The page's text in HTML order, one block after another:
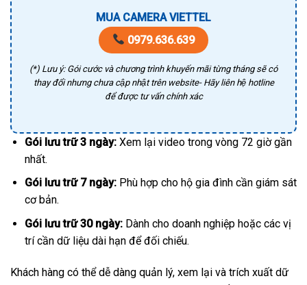
MUA CAMERA VIETTEL
0979.636.639
(*) Lưu ý: Gói cước và chương trình khuyến mãi từng tháng sẽ có
thay đổi nhưng chưa cập nhật trên website- Hãy liên hệ hotline
để được tư vấn chính xác
Gói lưu trữ 3 ngày:Xem lại video trong vòng 72 giờ gần
nhất.
Gói lưu trữ 7 ngày:Phù hợp cho hộ gia đình cần giám sát
cơ bản.
Gói lưu trữ 30 ngày:Dành cho doanh nghiệp hoặc các vị
trí cần dữ liệu dài hạn để đối chiếu.
Khách hàng có thể dễ dàng quản lý, xem lại và trích xuất dữ